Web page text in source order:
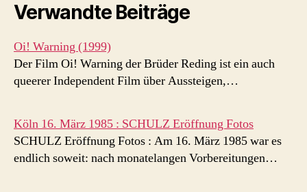
Verwandte Beiträge
Oi! Warning (1999)
Der Film Oi! Warning der Brüder Reding ist ein auch
queerer Independent Film über Aussteigen,…
Köln 16. März 1985 : SCHULZ Eröffnung Fotos
SCHULZ Eröffnung Fotos : Am 16. März 1985 war es
endlich soweit: nach monatelangen Vorbereitungen…